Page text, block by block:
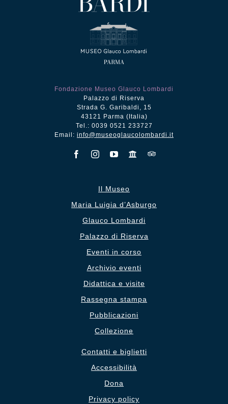
Fondazione Museo Glauco Lombardi
Palazzo di Riserva
Strada G. Garibaldi, 15
43121 Parma (Italia)
Tel.: 0039 0521 233727
Email: info@museoglaucolombardi.it
Il Museo
Maria Luigia d’Asburgo
Glauco Lombardi
Palazzo di Riserva
Eventi in corso
Archivio eventi
Didattica e visite
Rassegna stampa
Pubblicazioni
Collezione
Contatti e biglietti
Accessibilità
Dona
Privacy policy